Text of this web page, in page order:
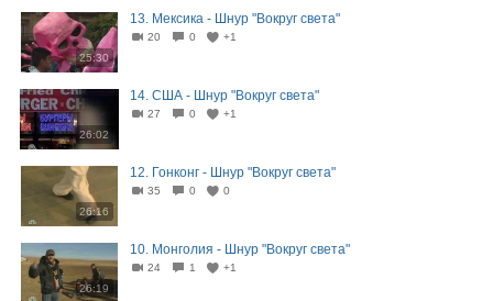
25:30
13. Мексика - Шнур "Вокруг света"
20 0 +1
26:02
14. США - Шнур "Вокруг света"
27 0 +1
26:16
12. Гонконг - Шнур "Вокруг света"
35 0 0
26:19
10. Монголия - Шнур "Вокруг света"
24 1 +1